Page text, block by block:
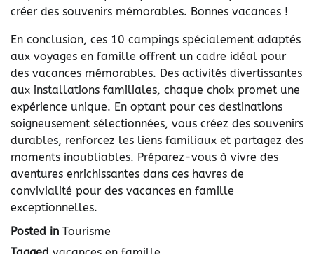
créer des souvenirs mémorables. Bonnes vacances !
En conclusion, ces 10 campings spécialement adaptés
aux voyages en famille offrent un cadre idéal pour
des vacances mémorables. Des activités divertissantes
aux installations familiales, chaque choix promet une
expérience unique. En optant pour ces destinations
soigneusement sélectionnées, vous créez des souvenirs
durables, renforcez les liens familiaux et partagez des
moments inoubliables. Préparez-vous à vivre des
aventures enrichissantes dans ces havres de
convivialité pour des vacances en famille
exceptionnelles.
Posted in Tourisme